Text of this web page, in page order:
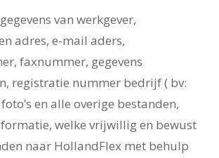
van werkgever,
adres, e-mail aders,
faxnummer, gegevens
registratie nummer bedrijf ( bv:
en alle overige bestanden,
welke vrijwillig en bewust
naar HollandFlex met behulp